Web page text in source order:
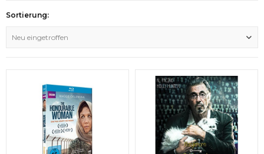
Sortierung:
Neu eingetroffen